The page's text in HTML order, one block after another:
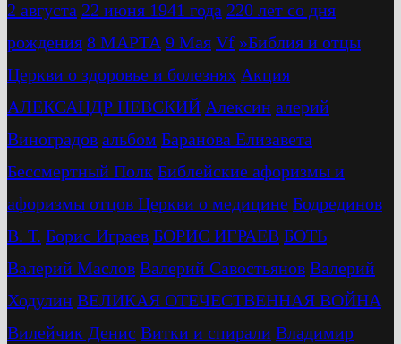
2 августа 22 июня 1941 года 220 лет со дня
рождения 8 МАРТА 9 Мая Vf »Библия и отцы
Церкви о здоровье и болезнях Акция
АЛЕКСАНДР НЕВСКИЙ Алексин алерий
Виноградов альбом Баранова Елизавета
Бессмертный Полк Библейские афоризмы и
афоризмы отцов Церкви о медицине Бодрединов
В. Т. Бориc Играев БОРИС ИГРАЕВ БОТЬ
Валерий Маслов Валерий Савостьянов Валерий
Ходулин ВЕЛИКАЯ ОТЕЧЕСТВЕННАЯ ВОЙНА
Вилейчик Денис Витки и спирали Владимир